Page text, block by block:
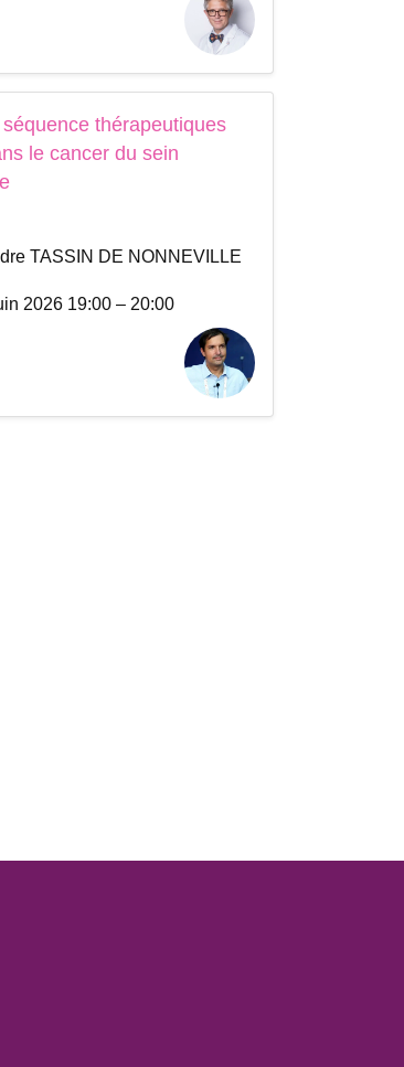
thérapeutiques
le cancer du sein
TASSIN DE NONNEVILLE
2026 19:00 – 20:00